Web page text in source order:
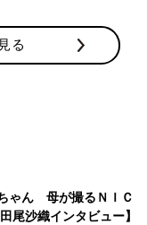
る
ゃん 母が撮るＮＩＣ
尾沙織インタビュー】